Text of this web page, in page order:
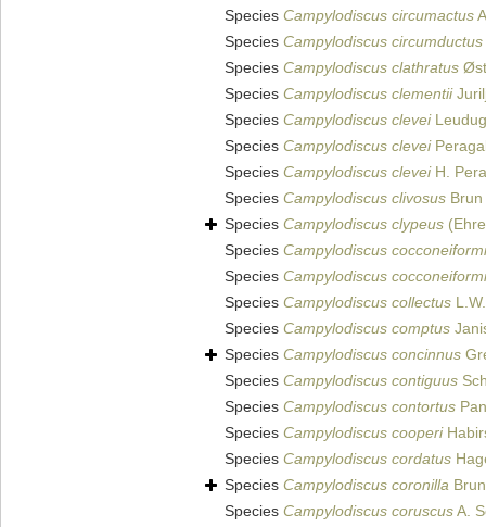
Species Campylodiscus circumactus
Species Campylodiscus circumductus
Species Campylodiscus clathratus
Species Campylodiscus clementii
Species Campylodiscus clevei
Species Campylodiscus clevei
Species Campylodiscus cleveiH.
Species Campylodiscus clivosus
Species Campylodiscus clypeus
Species Campylodiscus
Species Campylodiscus
Species Campylodiscus collectus
Species Campylodiscus comptus
Species Campylodiscus concinnus
Species Campylodiscus contiguus
Species Campylodiscus contortus
Species Campylodiscus cooperi
Species Campylodiscus cordatus
Species Campylodiscus coronilla
Species Campylodiscus coruscusA.